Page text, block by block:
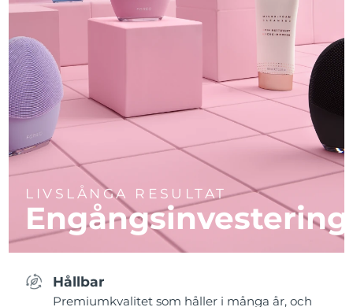
LIVSLÅNGA RESULTAT
Engångsinvestering
Hållbar
Premiumkvalitet som håller i många år, och